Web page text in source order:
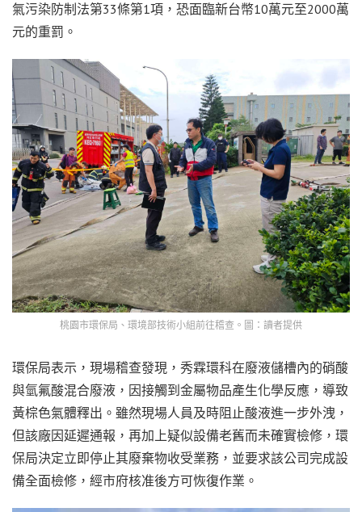
氣污染防制法第33條第1項，恐面臨新台幣10萬元至2000萬
元的重罰。
桃園市環保局、環境部技術小組前往稽查。圖：讀者提供
環保局表示，現場稽查發現，秀霖環科在廢液儲槽內的硝酸
與氫氟酸混合廢液，因接觸到金屬物品產生化學反應，導致
黃棕色氣體釋出。雖然現場人員及時阻止酸液進一步外洩，
但該廠因延遲通報，再加上疑似設備老舊而未確實檢修，環
保局決定立即停止其廢棄物收受業務，並要求該公司完成設
備全面檢修，經市府核准後方可恢復作業。